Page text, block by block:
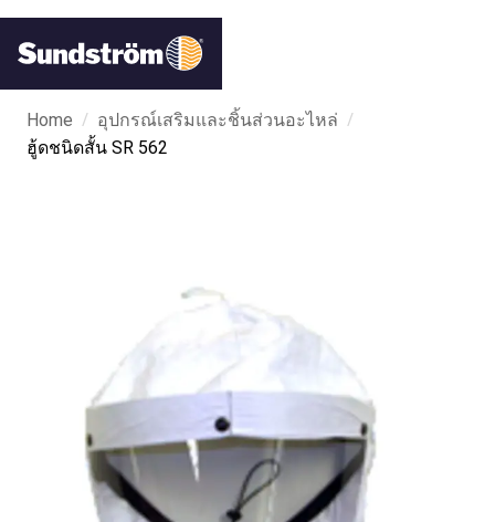
Home / อุปกรณ์เสริมและชิ้นส่วนอะไหล่ /
ฮู้ดชนิดสั้น SR 562